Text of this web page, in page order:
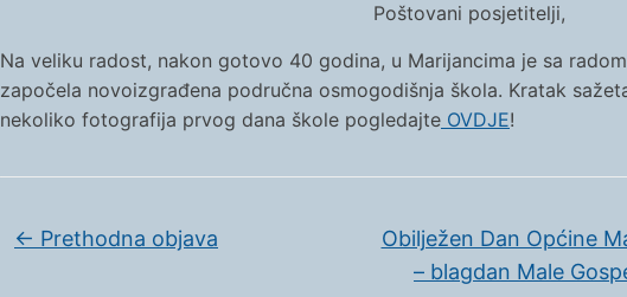
Poštovani posjetitelji,
Na veliku radost, nakon gotovo 40 godina, u Marijancima je sa radom
započela novoizgrađena područna osmogodišnja škola. Kratak
nekoliko fotografija prvog dana škole pogledajte OVDJE!
← Prethodna objava
Obilježen Dan Općine
– blagdan Male